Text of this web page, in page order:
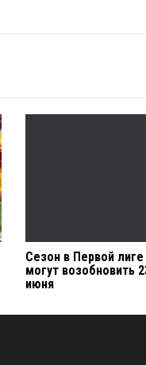
Сезон в Первой лиге
могут возобновить
июня